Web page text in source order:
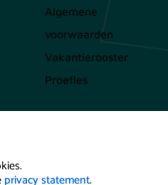
privacy statement.
Algemene
voorwaarden
Vakantierooster
Proefles